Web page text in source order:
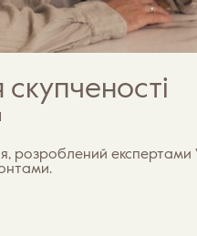
скупченості
розроблений